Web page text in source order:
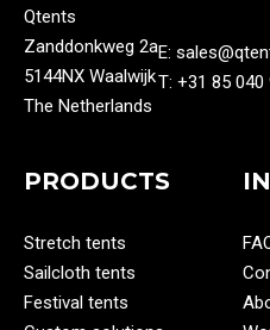
Qtents
Zanddonkweg 2a
5144NX Waalwijk
The Netherlands
E:
T: ‭+31 85 040
PRODUCTS
Stretch tents
Sailcloth tents
Festival tents